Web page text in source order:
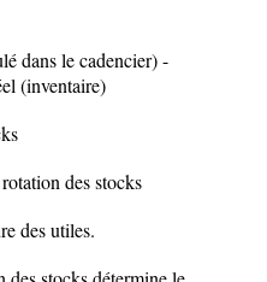
dans le cadencier) -
(inventaire)
des stocks
des utiles.